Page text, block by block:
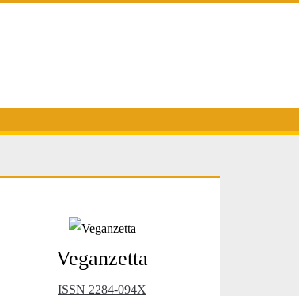
Primary
Sidebar
Veganzetta
ISSN 2284-094X